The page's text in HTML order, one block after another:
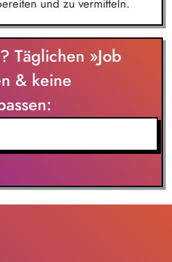
und zu vermitteln.
Täglichen »Job
& keine